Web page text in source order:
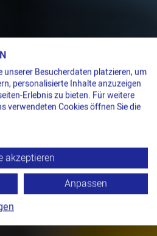
unserer Besucherdaten platzieren, um
personalisierte Inhalte anzuzeigen
Erlebnis zu bieten. Für weitere
verwendeten Cookies öffnen Sie die
akzeptieren
Anpassen